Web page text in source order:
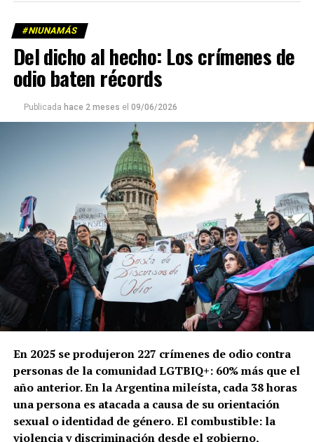
#NIUNAMÁS
Del dicho al hecho: Los crímenes de
odio baten récords
Publicada hace 2 meses el 09/06/2026
En 2025 se produjeron 227 crímenes de odio contra
personas de la comunidad LGTBIQ+: 60% más que el
año anterior. En la Argentina mileísta, cada 38 horas
una persona es atacada a causa de su orientación
sexual o identidad de género.El combustible: la
violencia y discriminación desde el gobierno,